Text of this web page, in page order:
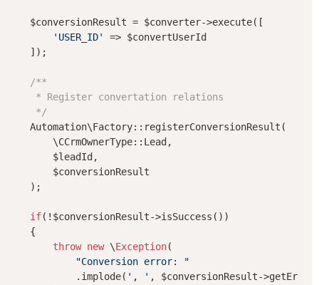
    $conversionResult = $converter->execute([
'USER_ID'
=> $convertUserId
    ]);
/**
     * Register convertation relations
     */
    Automation\Factory::registerConversionResult(
        \CCrmOwnerType::Lead,
        $leadId,
        $conversionResult
    );
if(!$conversionResult->isSuccess())
    {
throw new \Exception(
"Conversion error: "
            .implode(
', ' , $conversionResult-